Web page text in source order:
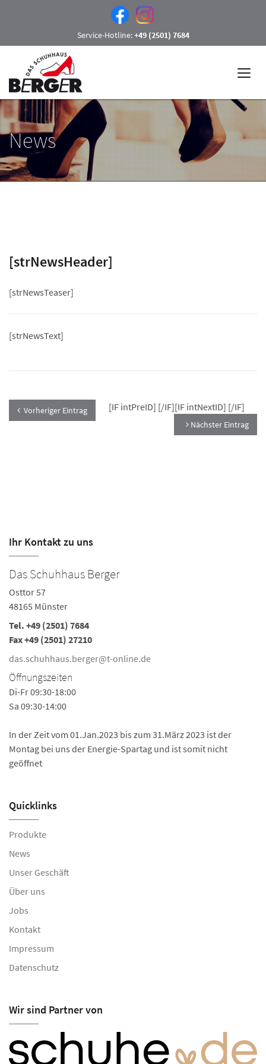
Service-Hotline:+49 (2501) 7684
News
[strNewsHeader]
[strNewsTeaser]
[strNewsText]
[IF intPreID]
Vorheriger Eintrag [/IF][IF intNextID]
Nächster Eintrag
[/IF]
Ihr Kontakt zu uns
Das Schuhhaus Berger
Osttor 57
48165 Münster
Tel. +49 (2501) 7684
Fax +49 (2501) 27210
das.schuhhaus.berger@t-online.de
Öffnungszeiten
Di-Fr 09:30-18:00
Sa 09:30-14:00
In der Zeit vom 01.Jan.2023 bis zum 31.März 2023 ist der
Montag bei uns der Energie-Spartag und ist somit nicht
geöffnet
Quicklinks
Produkte
News
Unser Geschäft
Über uns
Jobs
Kontakt
Impressum
Datenschutz
Wir sind Partner von